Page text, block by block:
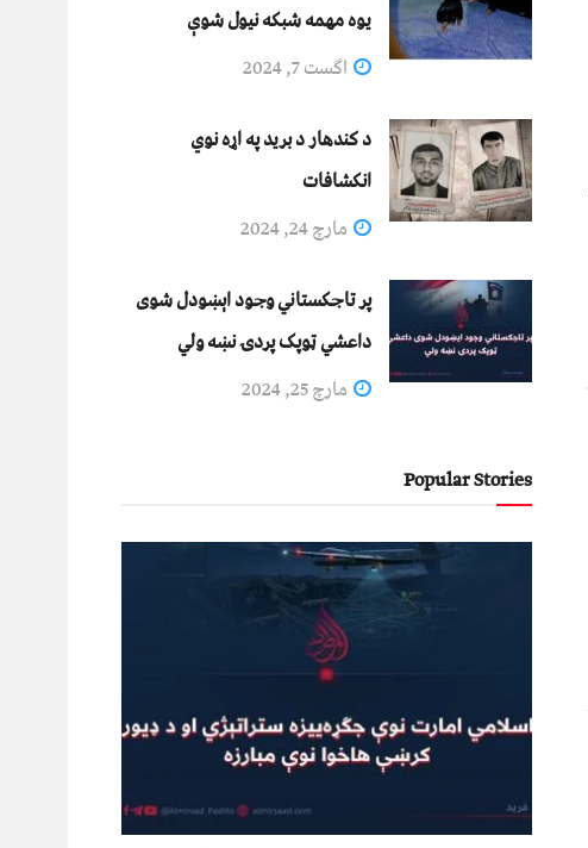
يوه مهمه شبکه نيول شوې
اگست 7, 2024
د کندهار د برید په اړه نوي
انکشافات
مارچ 24, 2024
پر تاجکستاني وجود اېښودل شوی
داعشي ټوپک پردۍ نښه ولي
مارچ 25, 2024
Popular Stories